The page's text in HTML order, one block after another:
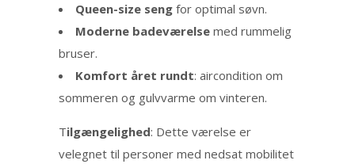
Queen-size seng for optimal søvn.
Moderne badeværelse med rummelig
bruser.
Komfort året rundt: aircondition om
sommeren og gulvvarme om vinteren.
Tilgængelighed: Dette værelse er
velegnet til personer med nedsat mobilitet